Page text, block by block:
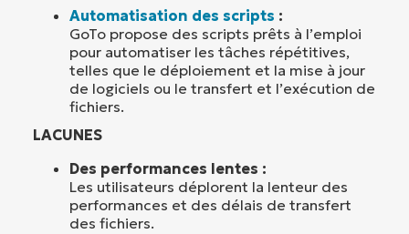
Automatisation des scripts :
GoTo propose des scripts prêts à l’emploi
pour automatiser les tâches répétitives,
telles que le déploiement et la mise à jour
de logiciels ou le transfert et l’exécution de
fichiers.
LACUNES
Des performances lentes :
Les utilisateurs déplorent la lenteur des
performances et des délais de transfert
des fichiers.